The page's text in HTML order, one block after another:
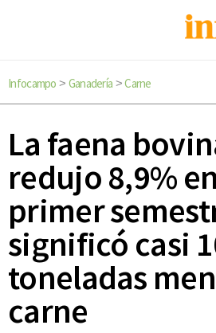
Infocampo > Ganadería >Carne
La faena
redujo 8,9%
primer
significó casi
toneladas
carne